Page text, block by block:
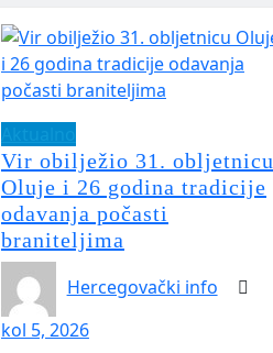
Vir obilježio 31. obljetnicu
Oluje i 26 godina tradicije
odavanja počasti
braniteljima
Hercegovački info
kol 5, 2026